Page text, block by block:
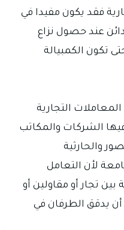
فقد يكون مفيدا في
عند حصول نزاع
تكون الكمبيالة
التجارية
الشركات والمكاتب
والحارثية
لأن التعامل
تجار أو مقاولين أو
أن يدقق الطرفان في